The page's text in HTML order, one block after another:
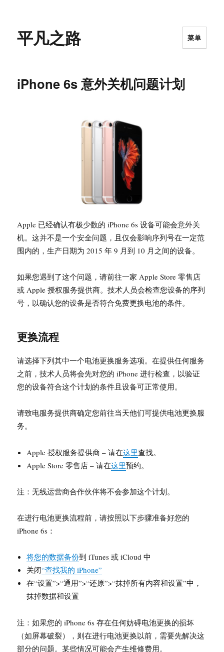
平凡之路 菜单
iPhone 6s 意外关机问题计划
Apple 已经确认有极少数的 iPhone 6s 设备可能会意外关
机。这并不是一个安全问题，且仅会影响序列号在一定范
围内的，生产日期为 2015 年 9 月到 10 月之间的设备。
如果您遇到了这个问题，请前往一家 Apple Store 零售店
或 Apple 授权服务提供商。技术人员会检查您设备的序列
号，以确认您的设备是否符合免费更换电池的条件。
更换流程
请选择下列其中一个电池更换服务选项。在提供任何服务
之前，技术人员将会先对您的 iPhone 进行检查，以验证
您的设备符合这个计划的条件且设备可正常使用。
请致电服务提供商确定您前往当天他们可提供电池更换服
务。
Apple 授权服务提供商 – 请在这里查找。
Apple Store 零售店 – 请在这里预约。
注：无线运营商合作伙伴将不会参加这个计划。
在进行电池更换流程前，请按照以下步骤准备好您的
iPhone 6s：
将您的数据备份到 iTunes 或 iCloud 中
关闭“查找我的 iPhone”
在“设置”>“通用”>“还原”>“抹掉所有内容和设置”中，
抹掉数据和设置
注：如果您的 iPhone 6s 存在任何妨碍电池更换的损坏
（如屏幕破裂），则在进行电池更换以前，需要先解决这
部分的问题。某些情况可能会产生维修费用。